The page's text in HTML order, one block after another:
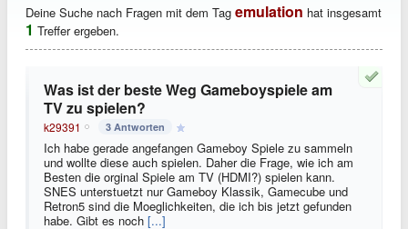
Deine Suche nach Fragen mit dem Tag emulation hat insgesamt
1 Treffer ergeben.
Was ist der beste Weg Gameboyspiele am
TV zu spielen?
k29391 3 Antworten
Ich habe gerade angefangen Gameboy Spiele zu sammeln
und wollte diese auch spielen. Daher die Frage, wie ich am
Besten die orginal Spiele am TV (HDMI?) spielen kann.
SNES unterstuetzt nur Gameboy Klassik, Gamecube und
Retron5 sind die Moeglichkeiten, die ich bis jetzt gefunden
habe. Gibt es noch [...]